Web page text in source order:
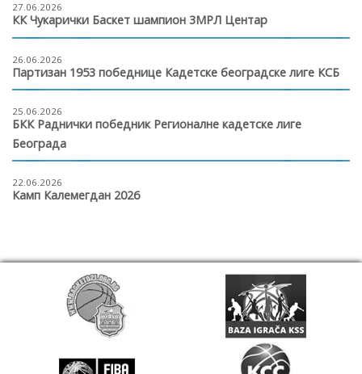
27.06.2026
КК Чукарички Баскет шампион 3МРЛ Центар
26.06.2026
Партизан 1953 победнице Кадетске београдске лиге КСБ
25.06.2026
БКК Раднички победник Регионалне кадетске лиге
Београда
22.06.2026
Камп Калемегдан 2026